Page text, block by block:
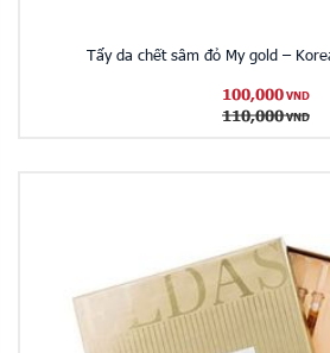
Tẩy da chết sâm đỏ My gold –
100,000 VND
110,000 VND